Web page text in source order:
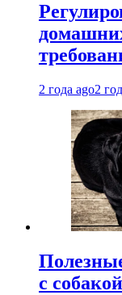
2 года ago2
с